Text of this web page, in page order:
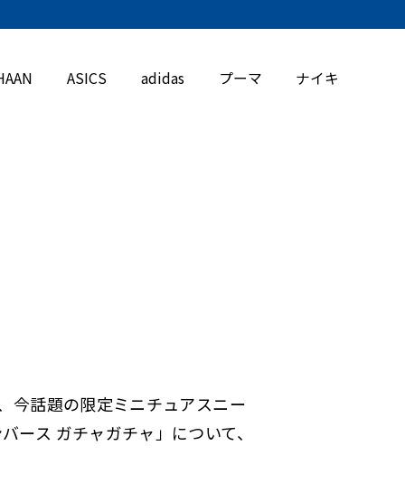
ASICS adidas プーマ ナイキ
今話題の限定ミニチュアスニー
ス ガチャガチャ」について、